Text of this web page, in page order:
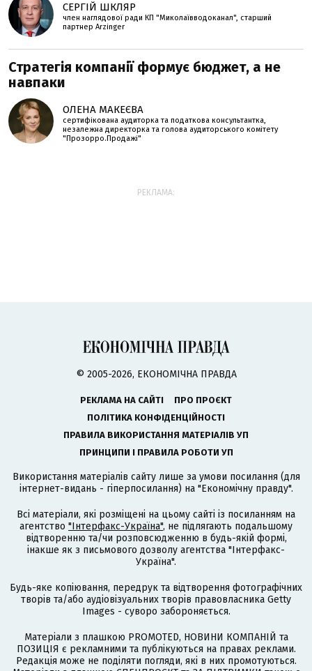
СЕРГІЙ ШКЛЯР
член наглядової ради КП "Миколаївводоканал", старший
партнер Arzinger
Стратегія компанії формує бюджет, а не
навпаки
ОЛЕНА МАКЕЄВА
сертифікована аудиторка та податкова консультантка,
незалежна директорка та голова аудиторського комітету
"Прозорро.Продажі"
РЕКЛАМА:
© 2005-2026, ЕКОНОМІЧНА ПРАВДА
РЕКЛАМА НА САЙТІ
ПРО ПРОЄКТ
ПОЛІТИКА КОНФІДЕНЦІЙНОСТІ
ПРАВИЛА ВИКОРИСТАННЯ МАТЕРІАЛІВ УП
ПРИНЦИПИ І ПРАВИЛА РОБОТИ УП
Використання матеріалів сайту лише за умови посилання (для
інтернет-видань - гіперпосилання) на "Економічну правду".
Всі матеріали, які розміщені на цьому сайті із посиланням на
агентство "Інтерфакс-Україна", не підлягають подальшому
відтворенню та/чи розповсюдженню в будь-якій формі,
інакше як з письмового дозволу агентства "Інтерфакс-
Україна".
Будь-яке копіювання, передрук та відтворення фотографічних
творів та/або аудіовізуальних творів правовласника Getty
Images - суворо забороняється.
Матеріали з плашкою PROMOTED, НОВИНИ КОМПАНІЙ та
ПОЗИЦІЯ є рекламними та публікуються на правах реклами.
Редакція може не поділяти погляди, які в них промотуються.